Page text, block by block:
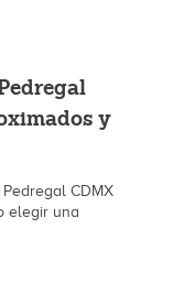
y
CDMX
elegir una